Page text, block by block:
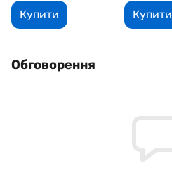
Купити Купити
Обговорення